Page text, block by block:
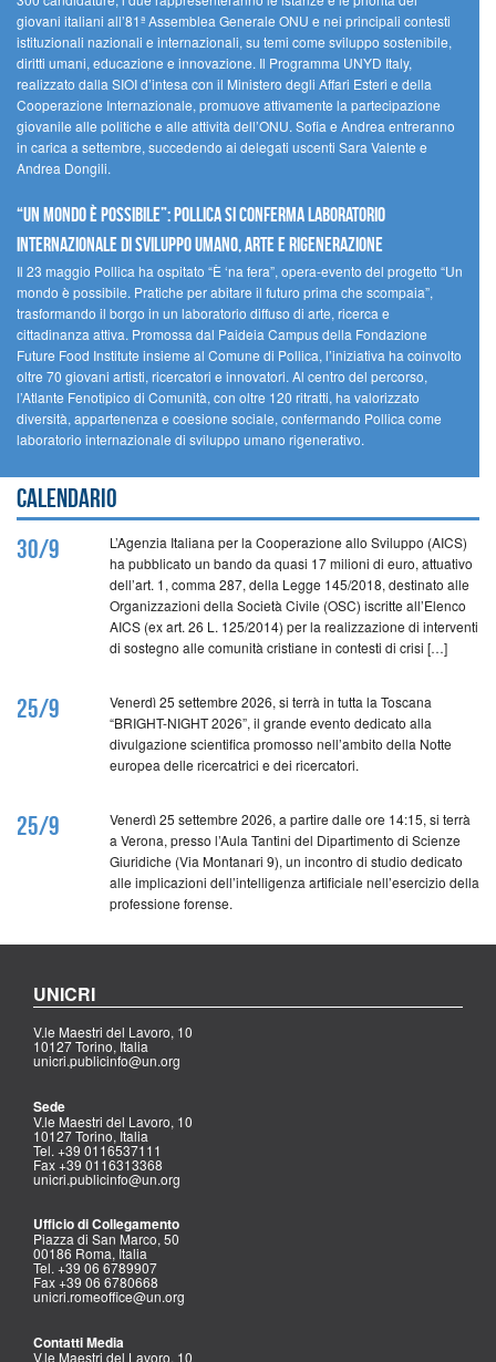
giovani italiani all’81ª Assemblea Generale ONU e nei principali contesti
istituzionali nazionali e internazionali, su temi come sviluppo sostenibile,
diritti umani, educazione e innovazione. Il Programma UNYD Italy,
realizzato dalla SIOI d’intesa con il Ministero degli Affari Esteri e della
Cooperazione Internazionale, promuove attivamente la partecipazione
giovanile alle politiche e alle attività dell’ONU. Sofia e Andrea entreranno
in carica a settembre, succedendo ai delegati uscenti Sara Valente e
Andrea Dongili.
“UN MONDO È POSSIBILE”: POLLICA SI CONFERMA LABORATORIO
INTERNAZIONALE DI SVILUPPO UMANO, ARTE E RIGENERAZIONE
Il 23 maggio Pollica ha ospitato “È ‘na fera”, opera-evento del progetto “Un
mondo è possibile. Pratiche per abitare il futuro prima che scompaia”,
trasformando il borgo in un laboratorio diffuso di arte, ricerca e
cittadinanza attiva. Promossa dal Paideia Campus della Fondazione
Future Food Institute insieme al Comune di Pollica, l’iniziativa ha coinvolto
oltre 70 giovani artisti, ricercatori e innovatori. Al centro del percorso,
l’Atlante Fenotipico di Comunità, con oltre 120 ritratti, ha valorizzato
diversità, appartenenza e coesione sociale, confermando Pollica come
laboratorio internazionale di sviluppo umano rigenerativo.
Calendario
30/9
L’Agenzia Italiana per la Cooperazione allo Sviluppo (AICS)
ha pubblicato un bando da quasi 17 milioni di euro, attuativo
dell’art. 1, comma 287, della Legge 145/2018, destinato alle
Organizzazioni della Società Civile (OSC) iscritte all’Elenco
AICS (ex art. 26 L. 125/2014) per la realizzazione di interventi
di sostegno alle comunità cristiane in contesti di crisi […]
25/9
Venerdì 25 settembre 2026, si terrà in tutta la Toscana
“BRIGHT-NIGHT 2026”, il grande evento dedicato alla
divulgazione scientifica promosso nell’ambito della Notte
europea delle ricercatrici e dei ricercatori.
25/9
Venerdì 25 settembre 2026, a partire dalle ore 14:15, si terrà
a Verona, presso l’Aula Tantini del Dipartimento di Scienze
Giuridiche (Via Montanari 9), un incontro di studio dedicato
alle implicazioni dell’intelligenza artificiale nell’esercizio della
professione forense.
UNICRI
V.le Maestri del Lavoro, 10
10127 Torino, Italia
unicri.publicinfo@un.org
Sede
V.le Maestri del Lavoro, 10
10127 Torino, Italia
Tel. +39 0116537111
Fax +39 0116313368
unicri.publicinfo@un.org
Ufficio di Collegamento
Piazza di San Marco, 50
00186 Roma, Italia
Tel. +39 06 6789907
Fax +39 06 6780668
unicri.romeoffice@un.org
Contatti Media
V.le Maestri del Lavoro, 10